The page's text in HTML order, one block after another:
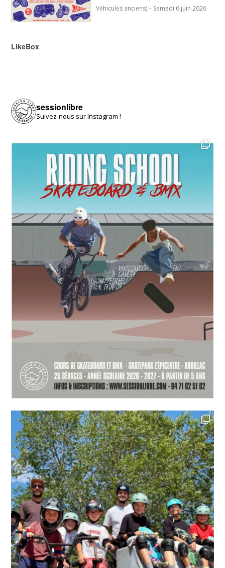
Véhicules anciens) – Samedi 6 juin 2026
LikeBox
sessionlibre
Suivez-nous sur Instagram !